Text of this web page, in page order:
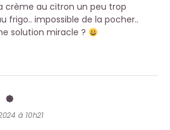
crème au citron un peu trop
frigo.. impossible de la pocher..
solution miracle ?
à 10h21